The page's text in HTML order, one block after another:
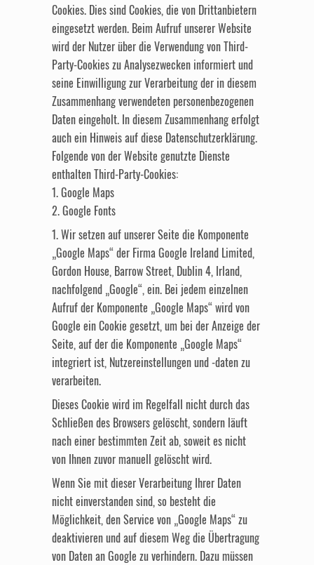
Cookies. Dies sind Cookies, die von Drittanbietern
eingesetzt werden. Beim Aufruf unserer Website
wird der Nutzer über die Verwendung von Third-
Party-Cookies zu Analysezwecken informiert und
seine Einwilligung zur Verarbeitung der in diesem
Zusammenhang verwendeten personenbezogenen
Daten eingeholt. In diesem Zusammenhang erfolgt
auch ein Hinweis auf diese Datenschutzerklärung.
Folgende von der Website genutzte Dienste
enthalten Third-Party-Cookies:
1. Google Maps
2. Google Fonts
1. Wir setzen auf unserer Seite die Komponente
„Google Maps“ der Firma Google Ireland Limited,
Gordon House, Barrow Street, Dublin 4, Irland,
nachfolgend „Google“, ein. Bei jedem einzelnen
Aufruf der Komponente „Google Maps“ wird von
Google ein Cookie gesetzt, um bei der Anzeige der
Seite, auf der die Komponente „Google Maps“
integriert ist, Nutzereinstellungen und -daten zu
verarbeiten.
Dieses Cookie wird im Regelfall nicht durch das
Schließen des Browsers gelöscht, sondern läuft
nach einer bestimmten Zeit ab, soweit es nicht
von Ihnen zuvor manuell gelöscht wird.
Wenn Sie mit dieser Verarbeitung Ihrer Daten
nicht einverstanden sind, so besteht die
Möglichkeit, den Service von „Google Maps“ zu
deaktivieren und auf diesem Weg die Übertragung
von Daten an Google zu verhindern. Dazu müssen